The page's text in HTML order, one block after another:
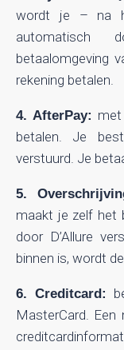
wordt je – na
automatisch
betaalomgeving
rekening betalen.
4. AfterPay:
betalen. Je
verstuurd. Je
5.
maakt je zelf het
door D’Allure
binnen is, wordt
6. Creditcard:
MasterCard.